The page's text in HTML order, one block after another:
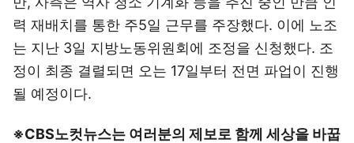
력 재배치를 통한 주5일 근무를 주장했다. 이에 노조
는 지난 3일 지방노동위원회에 조정을 신청했다. 조
정이 최종 결렬되면 오는 17일부터 전면 파업이 진행
될 예정이다.
※CBS노컷뉴스는 여러분의 제보로 함께 세상을 바꿉